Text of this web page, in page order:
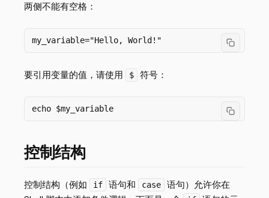
两侧不能有空格：
要引用变量的值，请使用 $ 符号：
控制结构
控制结构（例如 if 语句和 case
语句）允许你在